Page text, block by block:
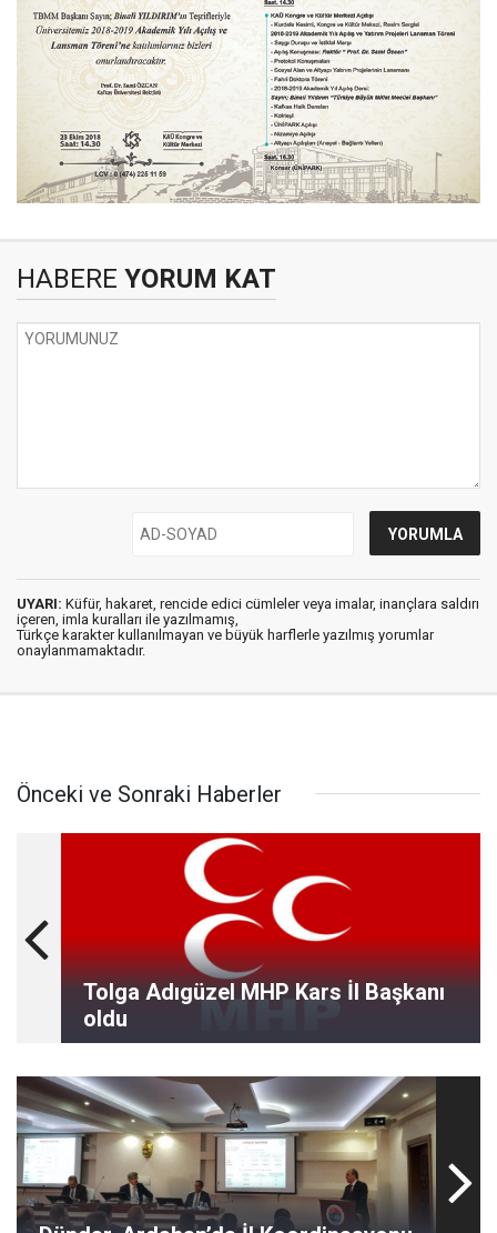
HABERE YORUM KAT
UYARI: Küfür, hakaret, rencide edici cümleler veya imalar, inançlara saldırı
içeren, imla kuralları ile yazılmamış,
Türkçe karakter kullanılmayan ve büyük harflerle yazılmış yorumlar
onaylanmamaktadır.
Önceki ve Sonraki Haberler
Tolga Adıgüzel MHP Kars İl Başkanı
oldu